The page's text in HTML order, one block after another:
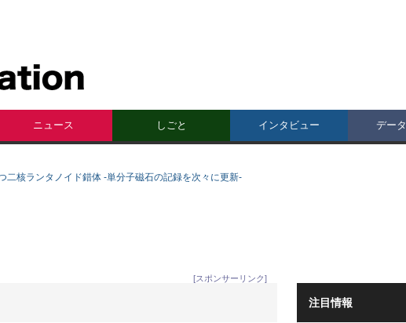
ニュース しごと インタビュー デー
二核ランタノイド錯体 -単分子磁石の記録を次々に更新-
[スポンサーリンク]
注目情報